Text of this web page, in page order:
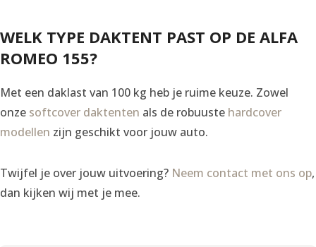
WELK TYPE DAKTENT PAST OP DE ALFA
ROMEO 155?
Met een daklast van 100 kg heb je ruime keuze. Zowel
onze softcover daktenten als de robuuste hardcover
modellen zijn geschikt voor jouw auto.
Twijfel je over jouw uitvoering? Neem contact met ons op,
dan kijken wij met je mee.